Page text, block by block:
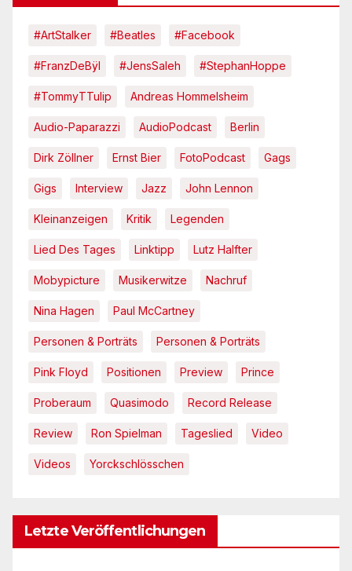
#ArtStalker #Beatles #Facebook
#FranzDeBÿl #JensSaleh #StephanHoppe
#TommyTTulip Andreas Hommelsheim
Audio-Paparazzi AudioPodcast Berlin
Dirk Zöllner Ernst Bier FotoPodcast Gags
Gigs Interview Jazz John Lennon
Kleinanzeigen Kritik Legenden
Lied Des Tages Linktipp Lutz Halfter
Mobypicture Musikerwitze Nachruf
Nina Hagen Paul McCartney
Personen & Porträts Personen & Porträts
Pink Floyd Positionen Preview Prince
Proberaum Quasimodo Record Release
Review Ron Spielman Tageslied Video
Videos Yorckschlösschen
Letzte Veröffentlichungen